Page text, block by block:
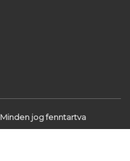
Minden jog fenntartva